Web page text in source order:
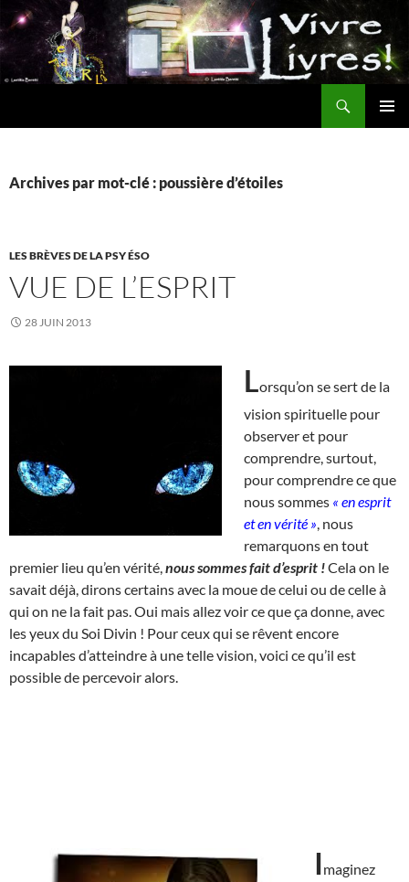
Aller
au
contenu
Archives par mot-clé : poussière d’étoiles
LES BRÈVES DE LA PSY ÉSO
VUE DE L’ESPRIT
28 JUIN 2013
Lorsqu’on se sert de la
vision spirituelle pour
observer et pour
comprendre, surtout,
pour comprendre ce que
nous sommes « en esprit
et en vérité » , nous
remarquons en tout
premier lieu qu’en vérité, nous sommes fait d’esprit !Cela on le
savait déjà, dirons certains avec la moue de celui ou de celle à
qui on ne la fait pas. Oui mais allez voir ce que ça donne, avec
les yeux du Soi Divin ! Pour ceux qui se rêvent encore
incapables d’atteindre à une telle vision, voici ce qu’il est
possible de percevoir alors.
Imaginez